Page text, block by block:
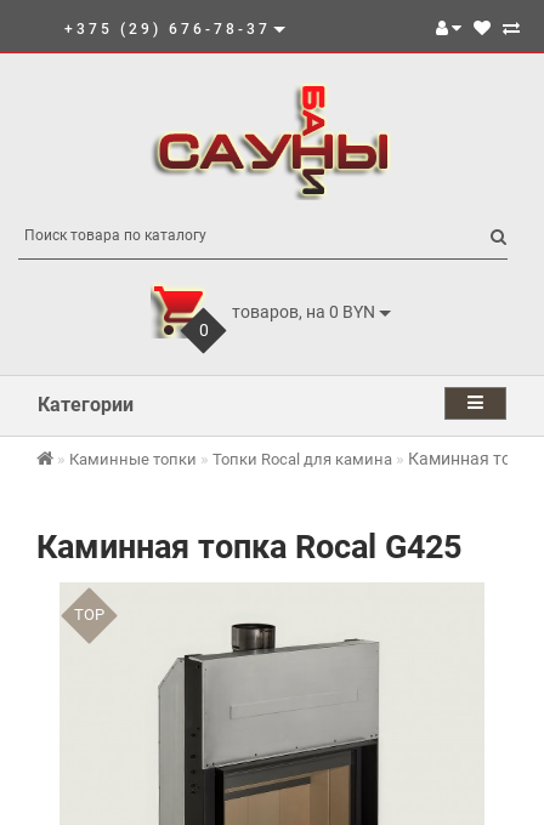
+375 (29) 676-78-37
0
товаров, на 0 BYN
Категории
Каминные топки Топки Rocal для камина Каминная топка
Каминная топка Rocal G425
TOP